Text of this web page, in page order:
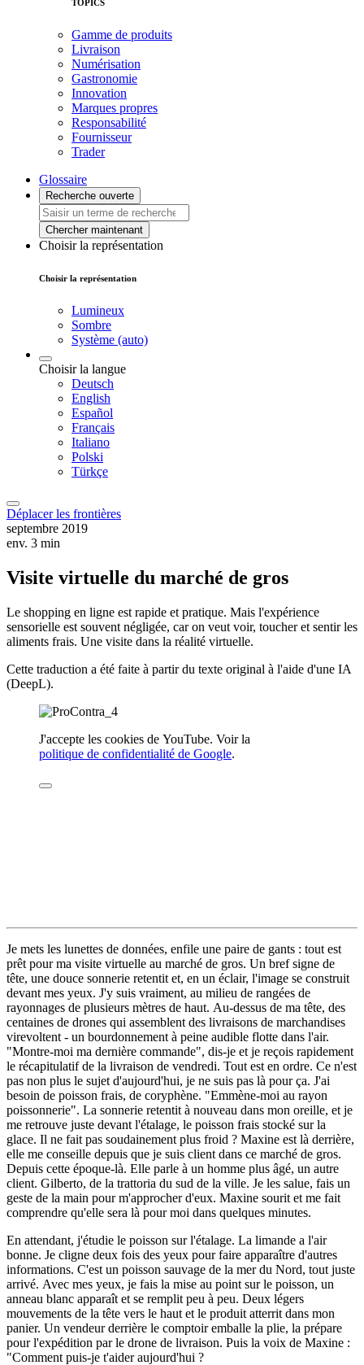
TOPICS
Gamme de produits
Livraison
Numérisation
Gastronomie
Innovation
Marques propres
Responsabilité
Fournisseur
Trader
Glossaire
Recherche ouverte
Chercher maintenant
Choisir la représentation
Choisir la représentation
Lumineux
Sombre
Système (auto)
Choisir la langue
Deutsch
English
Español
Français
Italiano
Polski
Türkçe
Déplacer les frontières
septembre 2019
env. 3 min
Visite virtuelle du marché de gros
Le shopping en ligne est rapide et pratique. Mais l'expérience
sensorielle est souvent négligée, car on veut voir, toucher et sentir les
aliments frais. Une visite dans la réalité virtuelle.
Cette traduction a été faite à partir du texte original à l'aide d'une IA
(DeepL).
J'accepte les cookies de YouTube. Voir la
politique de confidentialité de Google.
Je mets les lunettes de données, enfile une paire de gants : tout est
prêt pour ma visite virtuelle au marché de gros. Un bref signe de
tête, une douce sonnerie retentit et, en un éclair, l'image se construit
devant mes yeux. J'y suis vraiment, au milieu de rangées de
rayonnages de plusieurs mètres de haut. Au-dessus de ma tête, des
centaines de drones qui assemblent des livraisons de marchandises
virevoltent - un bourdonnement à peine audible flotte dans l'air.
"Montre-moi ma dernière commande", dis-je et je reçois rapidement
le récapitulatif de la livraison de vendredi. Tout est en ordre. Ce n'est
pas non plus le sujet d'aujourd'hui, je ne suis pas là pour ça. J'ai
besoin de poisson frais, de coryphène. "Emmène-moi au rayon
poissonnerie". La sonnerie retentit à nouveau dans mon oreille, et je
me retrouve juste devant l'étalage, le poisson frais stocké sur la
glace. Il ne fait pas soudainement plus froid ? Maxine est là derrière,
elle me conseille depuis que je suis client dans ce marché de gros.
Depuis cette époque-là. Elle parle à un homme plus âgé, un autre
client. Gilberto, de la trattoria du sud de la ville. Je les salue, fais un
geste de la main pour m'approcher d'eux. Maxine sourit et me fait
comprendre qu'elle sera là pour moi dans quelques minutes.
En attendant, j'étudie le poisson sur l'étalage. La limande a l'air
bonne. Je cligne deux fois des yeux pour faire apparaître d'autres
informations. C'est un poisson sauvage de la mer du Nord, tout juste
arrivé. Avec mes yeux, je fais la mise au point sur le poisson, un
anneau blanc apparaît et se remplit peu à peu. Deux légers
mouvements de la tête vers le haut et le produit atterrit dans mon
panier. Un vendeur derrière le comptoir emballe la plie, la prépare
pour l'expédition par le drone de livraison. Puis la voix de Maxine :
"Comment puis-je t'aider aujourd'hui ?